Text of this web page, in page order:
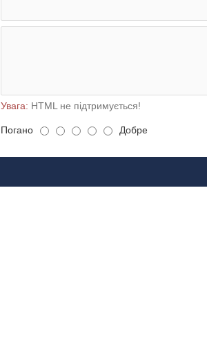
Увага: HTML не підтримується!
Погано Добре